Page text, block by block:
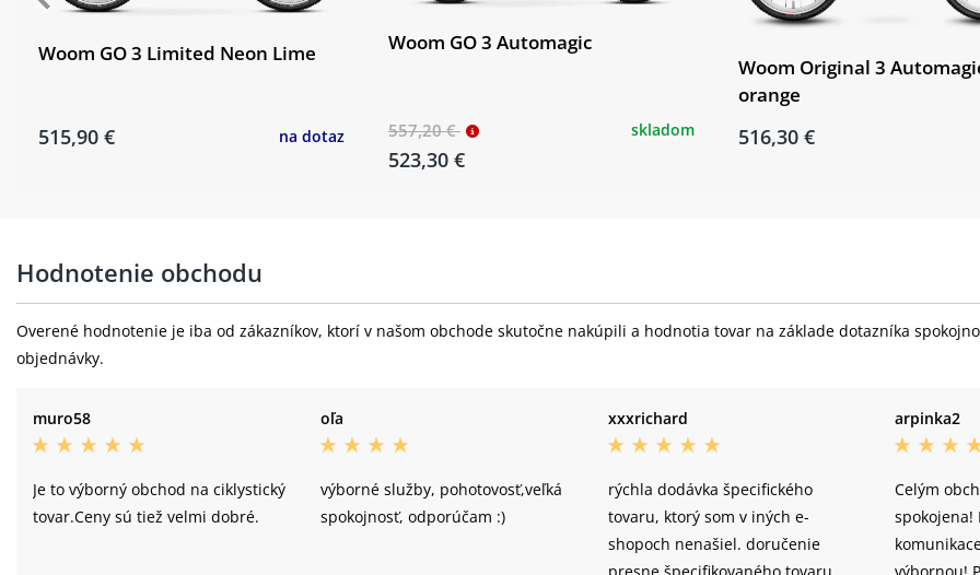
Woom GO 3 Limited Neon Lime
515,90 € na dotaz
Woom GO 3 Automagic
557,20 €
523,30 €
skladom
Woom Original 3
orange
516,30 €
Hodnotenie obchodu
Overené hodnotenie je iba od zákazníkov, ktorí v našom obchode skutočne nakúpili a hodnotia tovar na základe dotazníka
objednávky.
muro58
Je to výborný obchod na ciklystický
tovar.Ceny sú tiež velmi dobré.
oľa
výborné služby, pohotovosť,veľká
spokojnosť, odporúčam :)
xxxrichard
rýchla dodávka špecifického
tovaru, ktorý som v iných e-
shopoch nenašiel. doručenie
arpinka2
Celým
spokojena!